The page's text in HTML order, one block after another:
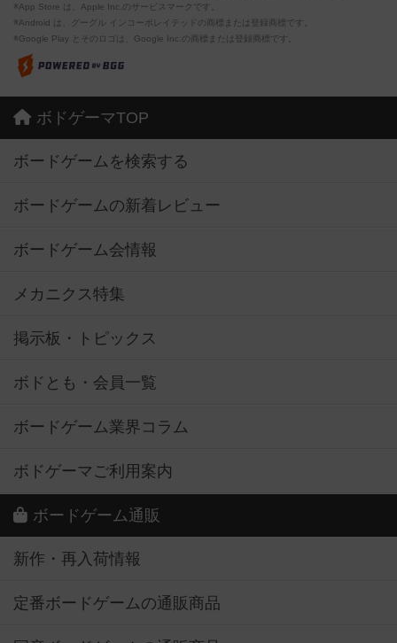
※App Store は、Apple Inc.のサービスマークです。
※Android は、グーグル インコーポレイテッドの商標または登録商標です。
※Google Play とそのロゴは、Google Inc.の商標または登録商標です。
ボドゲーマTOP
ボードゲームを検索する
ボードゲームの新着レビュー
ボードゲーム会情報
メカニクス特集
掲示板・トピックス
ボドとも・会員一覧
ボードゲーム業界コラム
ボドゲーマご利用案内
ボードゲーム通販
新作・再入荷情報
定番ボードゲームの通販商品